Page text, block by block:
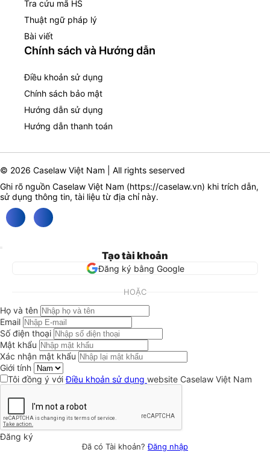
Tra cứu mã HS
Thuật ngữ pháp lý
Bài viết
Chính sách và Hướng dẫn
Điều khoản sử dụng
Chính sách bảo mật
Hướng dẫn sử dụng
Hướng dẫn thanh toán
© 2026 Caselaw Việt Nam | All rights seserved
Ghi rõ nguồn Caselaw Việt Nam (https://caselaw.vn) khi trích dẫn,
sử dụng thông tin, tài liệu từ địa chỉ này.
Tạo tài khoản
Đăng ký bằng Google
HOẶC
Họ và tên
Email
Số điện thoại
Mật khẩu
Xác nhận mật khẩu
Giới tính
Tôi đồng ý vớiĐiều khoản sử dụng website Caselaw Việt Nam
Đăng ký
Đã có Tài khoản?Đăng nhập